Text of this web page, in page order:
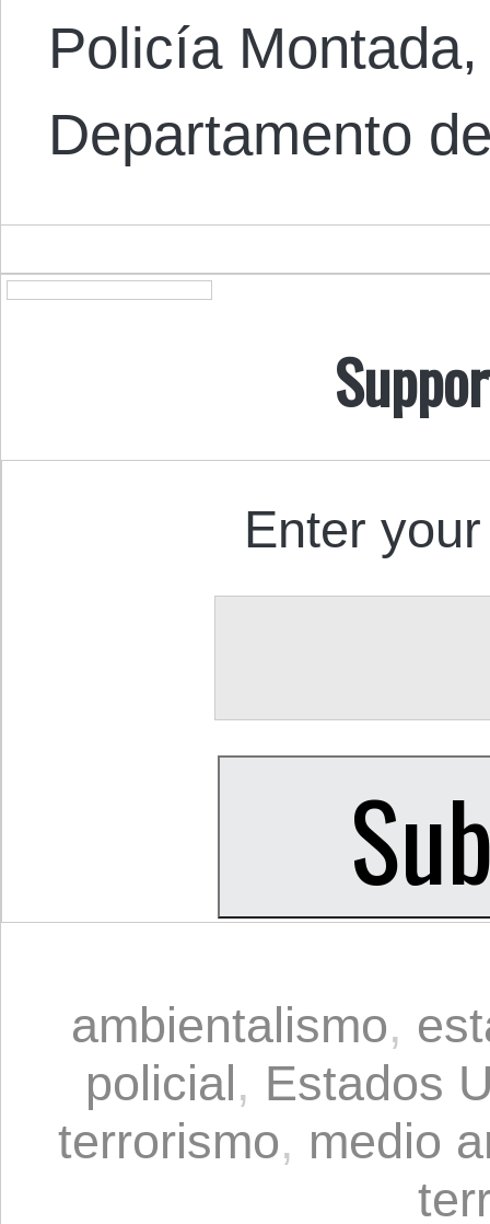
Policía
Departamento
Enter
ambientalismo,
policial, Estados
terrorismo, medio